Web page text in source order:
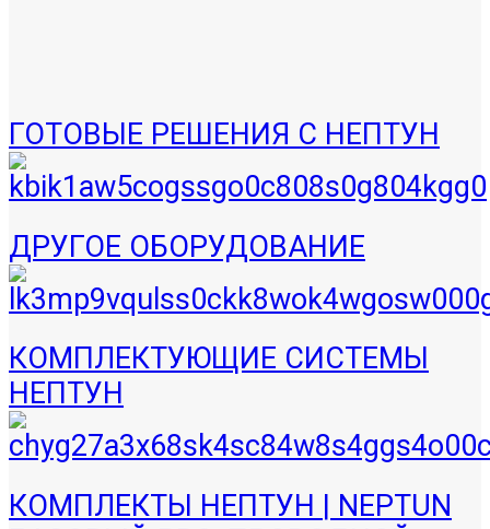
ГОТОВЫЕ РЕШЕНИЯ С НЕПТУН
ДРУГОЕ ОБОРУДОВАНИЕ
КОМПЛЕКТУЮЩИЕ СИСТЕМЫ
НЕПТУН
КОМПЛЕКТЫ НЕПТУН | NEPTUN